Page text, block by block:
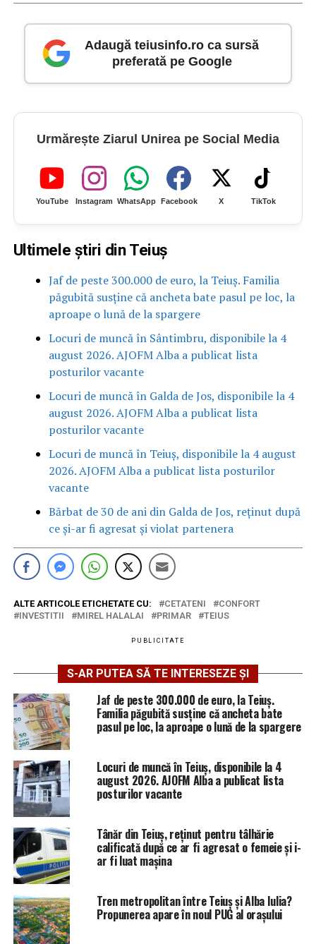
Adaugă teiusinfo.ro ca sursă
preferată pe Google
Urmărește Ziarul Unirea pe Social Media
YouTube Instagram WhatsApp Facebook X TikTok
Ultimele știri din Teiuș
Jaf de peste 300.000 de euro, la Teiuș. Familia
păgubită susține că ancheta bate pasul pe loc, la
aproape o lună de la spargere
Locuri de muncă în Sântimbru, disponibile la 4
august 2026. AJOFM Alba a publicat lista
posturilor vacante
Locuri de muncă în Galda de Jos, disponibile la 4
august 2026. AJOFM Alba a publicat lista
posturilor vacante
Locuri de muncă în Teiuș, disponibile la 4 august
2026. AJOFM Alba a publicat lista posturilor
vacante
Bărbat de 30 de ani din Galda de Jos, reținut după
ce și-ar fi agresat și violat partenera
ALTE ARTICOLE ETICHETATE CU: CETATENI
CONFORT
INVESTITII
MIREL HALALAI PRIMAR TEIUS
PUBLICITATE
S-AR PUTEA SĂ TE INTERESEZE ȘI
Jaf de peste 300.000 de euro, la Teiuș.
Familia păgubită susține că ancheta bate
pasul pe loc, la aproape o lună de la spargere
Locuri de muncă în Teiuș, disponibile la 4
august 2026. AJOFM Alba a publicat lista
posturilor vacante
Tânăr din Teiuș, reținut pentru tâlhărie
calificată după ce ar fi agresat o femeie și i-
ar fi luat mașina
Tren metropolitan între Teiuș și Alba Iulia?
Propunerea apare în noul PUG al orașului